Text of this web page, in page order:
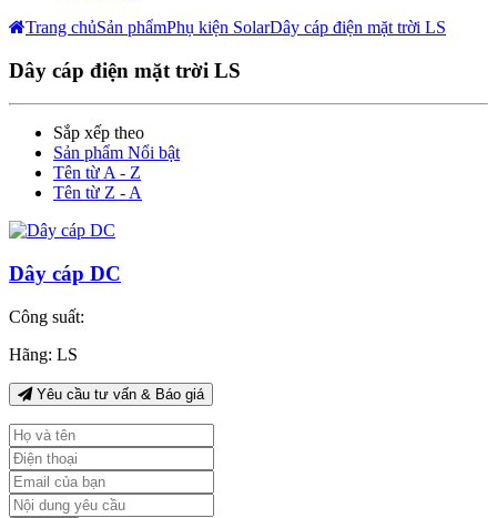
Trang chủSản phẩmPhụ kiện SolarDây cáp điện mặt trời LS
Dây cáp điện mặt trời LS
Sắp xếp theo
Sản phẩm Nổi bật
Tên từ A - Z
Tên từ Z - A
Dây cáp DC
Công suất:
Hãng: LS
Yêu cầu tư vấn & Báo giá